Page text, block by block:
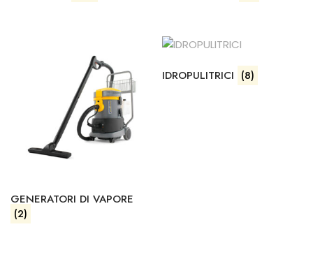
GENERATORI DI VAPORE
(2)
IDROPULITRICI (8)